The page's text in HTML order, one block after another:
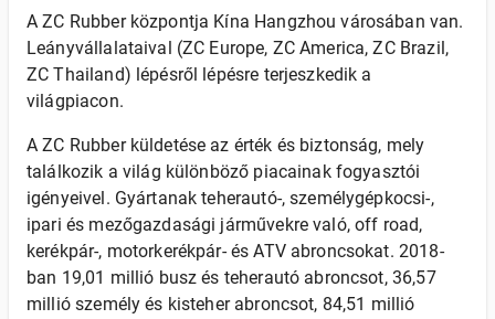
A ZC Rubber központja Kína Hangzhou városában van.
Leányvállalataival (ZC Europe, ZC America, ZC Brazil,
ZC Thailand) lépésről lépésre terjeszkedik a
világpiacon.
A ZC Rubber küldetése az érték és biztonság, mely
találkozik a világ különböző piacainak fogyasztói
igényeivel. Gyártanak teherautó-, személygépkocsi-,
ipari és mezőgazdasági járművekre való, off road,
kerékpár-, motorkerékpár- és ATV abroncsokat. 2018-
ban 19,01 millió busz és teherautó abroncsot, 36,57
millió személy és kisteher abroncsot, 84,51 millió